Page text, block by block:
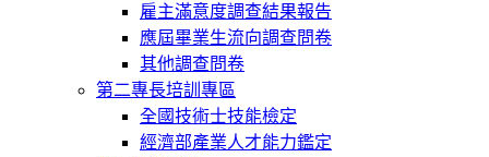
雇主滿意度調查結果報告
應屆畢業生流向調查問卷
其他調查問卷
第二專長培訓專區
全國技術士技能檢定
經濟部產業人才能力鑑定